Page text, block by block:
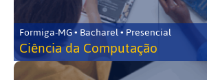
Formiga-MG • Bacharel • Presencial
Ciência da Computação